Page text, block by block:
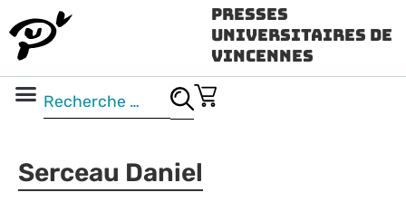
Presses
Universitaires de
Vincennes
Serceau Daniel